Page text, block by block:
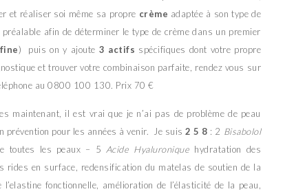
et réaliser soi même sa propre crème adaptée à son type de
afin de déterminer le type de crème dans un premier
fine) puis on y ajoute 3 actifs spécifiques dont votre propre
et trouver votre combinaison parfaite, rendez vous sur
au 0800 100 130. Prix 70 €
maintenant, il est vrai que je n’ai pas de problème de peau
prévention pour les années à venir. Je suis2 5 8 : 2 Bisabolol
toutes les peaux – 5 Acide Hyaluronique hydratation des
rides en surface, redensification du matelas de soutien de la
fonctionnelle, amélioration de l’élasticité de la peau,